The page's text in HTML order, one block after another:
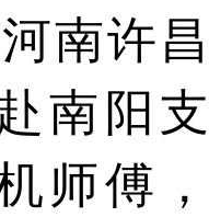
南许昌
南阳支
师傅，